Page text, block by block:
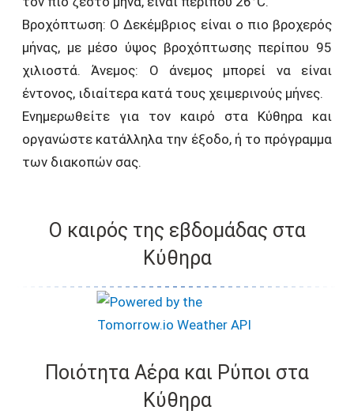
Βροχόπτωση: Ο Δεκέμβριος είναι ο πιο βροχερός
μήνας, με μέσο ύψος βροχόπτωσης περίπου 95
χιλιοστά. Άνεμος: Ο άνεμος μπορεί να είναι
έντονος, ιδιαίτερα κατά τους χειμερινούς μήνες.
Ενημερωθείτε για τον καιρό στα Κύθηρα και
οργανώστε κατάλληλα την έξοδο, ή το πρόγραμμα
των διακοπών σας.
Ο καιρός της εβδομάδας στα
Κύθηρα
Ποιότητα Αέρα και Ρύποι στα
Κύθηρα